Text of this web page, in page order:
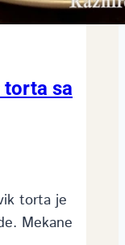
sa
torta je
Mekane